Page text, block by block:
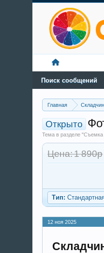
Главная
Открыто
Тема в разделе
Цена: 1 890р
Тип:
12 ноя 2025
Поиск сообщений